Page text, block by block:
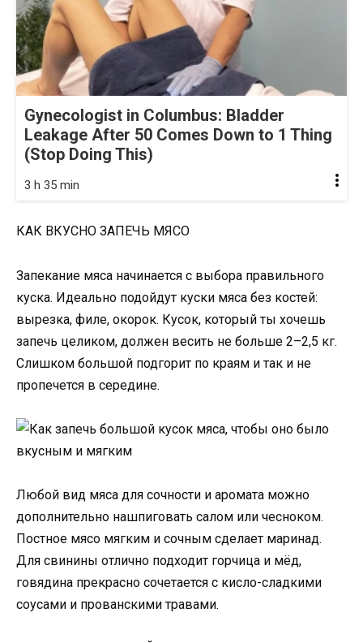
Gynecologist in Columbus: Bladder
Leakage After 50 Comes Down to 1 Thing
(Stop Doing This)
3 h 35 min
КАК ВКУСНО ЗАПЕЧЬ МЯСО
Запекание мяса начинается с выбора правильного
куска. Идеально подойдут куски мяса без костей:
вырезка, филе, окорок. Кусок, который ты хочешь
запечь целиком, должен весить не больше 2–2,5 кг.
Слишком большой подгорит по краям и так и не
пропечется в середине.
Любой вид мяса для сочности и аромата можно
дополнительно нашпиговать салом или чесноком.
Постное мясо мягким и сочным сделает маринад.
Для свинины отлично подходит горчица и мёд,
говядина прекрасно сочетается с кисло-сладкими
соусами и прованскими травами.